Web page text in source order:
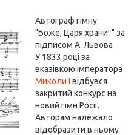
Автограф гімну
"Боже, Царя храни! " за
підписом А. Львова
У 1833 році за
вказівкою імператора
Миколи I відбувся
закритий конкурс на
новий гімн Росії.
Авторам належало
відобразити в ньому